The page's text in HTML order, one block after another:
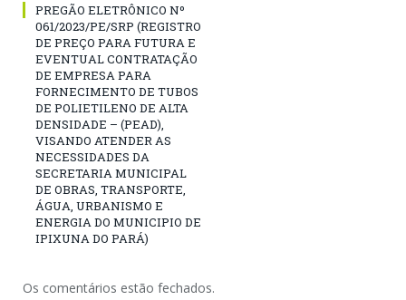
PREGÃO ELETRÔNICO Nº
061/2023/PE/SRP (REGISTRO
DE PREÇO PARA FUTURA E
EVENTUAL CONTRATAÇÃO
DE EMPRESA PARA
FORNECIMENTO DE TUBOS
DE POLIETILENO DE ALTA
DENSIDADE – (PEAD),
VISANDO ATENDER AS
NECESSIDADES DA
SECRETARIA MUNICIPAL
DE OBRAS, TRANSPORTE,
ÁGUA, URBANISMO E
ENERGIA DO MUNICIPIO DE
IPIXUNA DO PARÁ)
Os comentários estão fechados.